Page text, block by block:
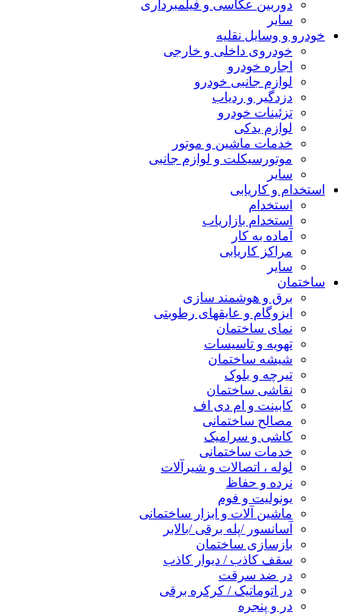
دوربین عکاسی و فیلمبرداری
سایر
خودرو و وسایل نقلیه
خودروی داخلی و خارجی
اجاره خودرو
لوازم جانبی خودرو
دزدگیر و ردیاب
تزئینات خودرو
لوازم یدکی
خدمات ماشین و موتور
موتورسیکلت و لوازم جانبی
سایر
استخدام و کاریابی
استخدام
استخدام بازاریاب
آماده به کار
مراکز کاریابی
سایر
ساختمان
برق و هوشمند سازی
ایزوگام و عایقهای رطوبتی
نمای ساختمان
تهویه و تاسیسات
شیشه ساختمان
تیرچه و بلوک
نقاشی ساختمان
کابینت و ام دی اف
مصالح ساختمانی
کاشی و سرامیک
خدمات ساختمانی
لوله ، اتصالات و شیرآلات
نرده و حفاظ
یونولیت و فوم
ماشین آلات و ابزار ساختمانی
آسانسور /پله برقی /بالابر
بازسازی ساختمان
سقف کاذب / دیوار کاذب
در ضد سرقت
در اتوماتیک / کرکره برقی
در و پنجره